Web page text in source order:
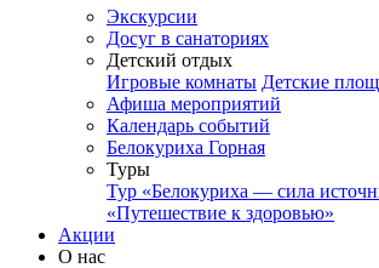
Экскурсии
Досуг в санаториях
Детский отдых
Игровые комнаты Детские
Афиша мероприятий
Календарь событий
Белокуриха Горная
Туры
Тур «Белокуриха — сила
«Путешествие к здоровью»
Акции
О нас